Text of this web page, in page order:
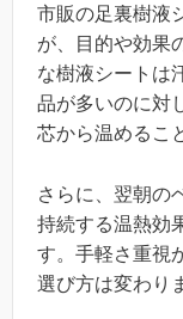
市販の足裏樹液
が、目的や効果
な樹液シートは
品が多いのに対
芯から温めるこ
さらに、翌朝の
持続する温熱効
す。手軽さ重視
選び方は変わり